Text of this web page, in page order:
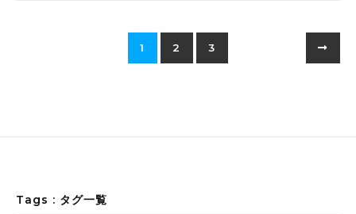
1 2 3
Tags : タグ一覧